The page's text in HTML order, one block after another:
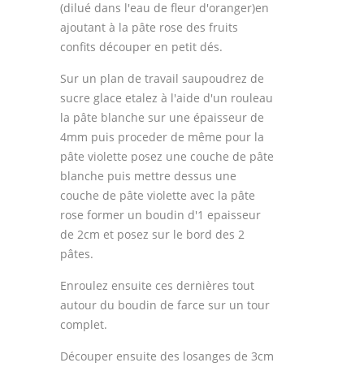
(dilué dans l'eau de fleur d'oranger)en
ajoutant à la pâte rose des fruits
confits découper en petit dés.
Sur un plan de travail saupoudrez de
sucre glace etalez à l'aide d'un rouleau
la pâte blanche sur une épaisseur de
4mm puis proceder de même pour la
pâte violette posez une couche de pâte
blanche puis mettre dessus une
couche de pâte violette avec la pâte
rose former un boudin d'1 epaisseur
de 2cm et posez sur le bord des 2
pâtes.
Enroulez ensuite ces dernières tout
autour du boudin de farce sur un tour
complet.
Découper ensuite des losanges de 3cm